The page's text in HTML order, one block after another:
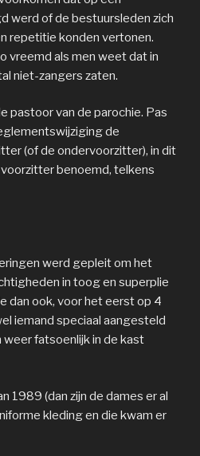
werd of de bestuursleden zich
repetitie konden vertonen.
vreemd als men weet dat in
niet-zangers zaten.
pastoor van de parochie. Pas
de
(of de ondervoorzitter), in dit
benoemd, telkens
werd gepleit om het
in toog en superplie
dan ook, voor het eerst op 4
iemand speciaal aangesteld
weer fatsoenlijk in de kast
1989 (dan zijn de dames er al
kleding en die kwam er